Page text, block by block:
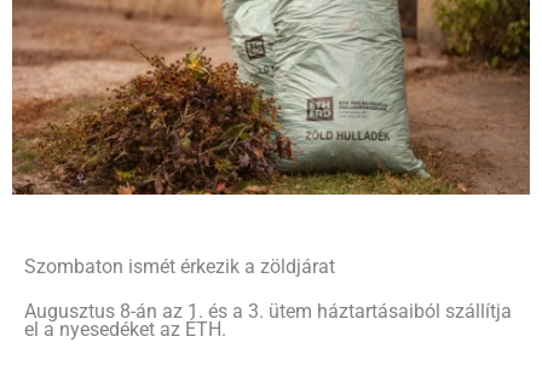
Szombaton ismét érkezik a zöldjárat
Augusztus 8-án az 1. és a 3. ütem háztartásaiból szállítja
el a nyesedéket az ÉTH.